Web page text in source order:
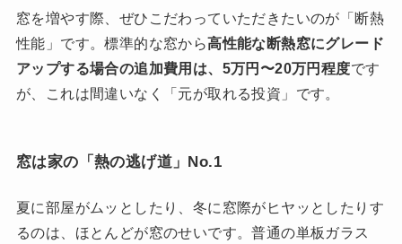
窓を増やす際、ぜひこだわっていただきたいのが「断熱
性能」です。標準的な窓から高性能な断熱窓にグレード
アップする場合の追加費用は、5万円〜20万円程度です
が、これは間違いなく「元が取れる投資」です。
窓は家の「熱の逃げ道」No.1
夏に部屋がムッとしたり、冬に窓際がヒヤッとしたりす
るのは、ほとんどが窓のせいです。普通の単板ガラス